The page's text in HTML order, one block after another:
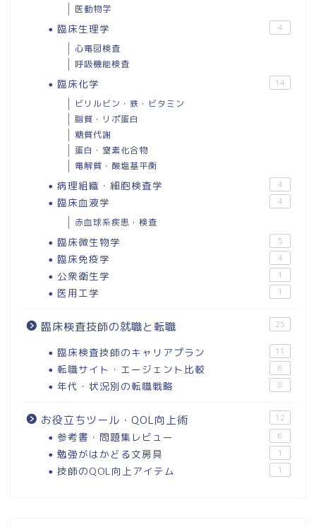
医動物学
臨床生理学 4
心電図検査
呼吸機能検査
臨床化学 14
ビリルビン・鉄・ビタミン
脂質・リポ蛋白
糖質代謝
蛋白・窒素化合物
電解質・酸塩基平衡
病理組織・細胞検査学 4
臨床血液学 4
赤血球系疾患・検査
臨床微生物学 5
臨床免疫学 4
公衆衛生学 1
医用工学 1
臨床検査技師の就職と転職 25
臨床検査技師のキャリアプラン 11
転職サイト・エージェント比較 6
年代・状況別の転職戦略 8
お役立ちツール・QOL向上術 12
参考書・問題集レビュー 6
勉強がはかどる文房具 1
技師のQOL向上アイテム 1